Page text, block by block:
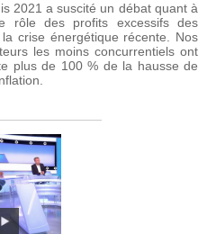
2021 a suscité un débat quant à
rôle des profits excessifs des
crise énergétique récente. Nos
les moins concurrentiels ont
plus de 100 % de la hausse de